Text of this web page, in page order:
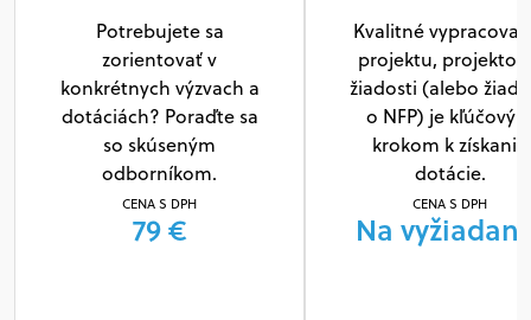
Potrebujete sa
zorientovať v
konkrétnych výzvach a
dotáciách? Poraďte sa
so skúseným
odborníkom.
CENA S DPH
79 €
Kvalitné
projektu,
žiadosti (alebo
o NFP) je
krokom k získaniu
dotácie.
CENA S DPH
Na